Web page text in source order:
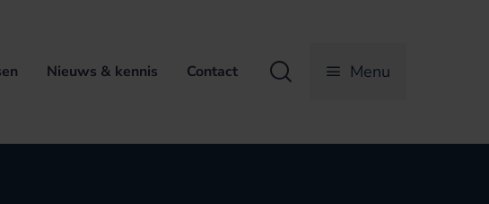
Nieuws & kennis Contact Zoeken Menu